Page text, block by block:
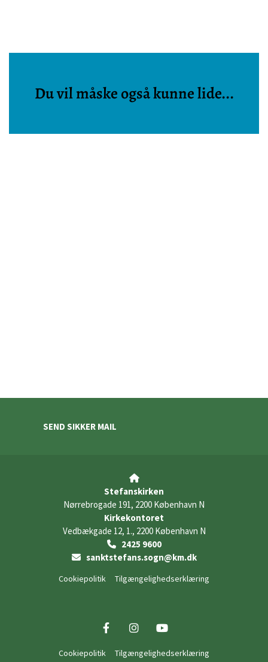
Du vil måske også kunne lide...
SEND SIKKER MAIL

Stefanskirken
Nørrebrogade 191, 2200 København N
Kirkekontoret
Vedbækgade 12, 1., 2200 København N
2425 9600
sanktstefans.sogn@km.dk
Cookiepolitik Tilgængelighedserklæring
Cookiepolitik Tilgængelighedserklæring